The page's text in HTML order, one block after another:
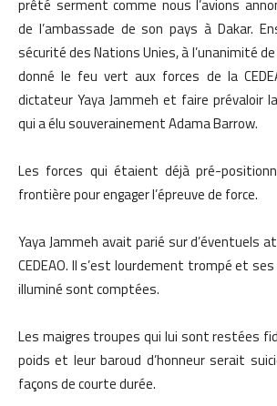
prêté serment comme nous l’avions
de l’ambassade de son pays à Dakar.
sécurité des Nations Unies, à l’unanimité
donné le feu vert aux forces de la
dictateur Yaya Jammeh et faire prévaloir
qui a élu souverainement Adama Barrow.
Les forces qui étaient déjà pré-
frontière pour engager l’épreuve de force.
Yaya Jammeh avait parié sur d’éventuels
CEDEAO. Il s’est lourdement trompé et
illuminé sont comptées.
Les maigres troupes qui lui sont restées
poids et leur baroud d’honneur serait
façons de courte durée.